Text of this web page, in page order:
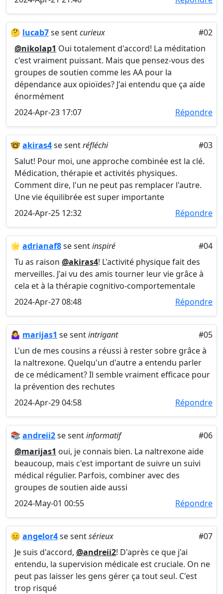
🤔 lucab7se sentcurieux
#02
@nikolap1 Oui totalement d'accord! La méditation
c'est vraiment puissant. Mais que pensez-vous des
groupes de soutien comme les AA pour la
dépendance aux opioïdes? J'ai entendu que ça aide
énormément
2024-Apr-23 17:07
Répondre
🤓akiras4se sentréfléchi
#03
Salut! Pour moi, une approche combinée est la clé.
Médication, thérapie et activités physiques.
Comment dire, l'un ne peut pas remplacer l'autre.
Une vie équilibrée est super importante
2024-Apr-25 12:32
Répondre
🌟 adrianaf8se sentinspiré
#04
Tu as raison @akiras4! L'activité physique fait des
merveilles. J'ai vu des amis tourner leur vie grâce à
cela et à la thérapie cognitivo-comportementale
2024-Apr-27 08:48
Répondre
🤷‍♀️ marijas1 se sentintrigant
#05
L'un de mes cousins a réussi à rester sobre grâce à
la naltrexone. Quelqu'un d'autre a entendu parler
de ce médicament? Il semble vraiment efficace pour
la prévention des rechutes
2024-Apr-29 04:58
Répondre
📚 andreii2se sentinformatif
#06
@marijas1 oui, je connais bien. La naltrexone aide
beaucoup, mais c'est important de suivre un suivi
médical régulier. Parfois, combiner avec des
groupes de soutien aide aussi
2024-May-01 00:55
Répondre
😐 angelor4se sentsérieux
#07
Je suis d'accord, @andreii2! D'après ce que j'ai
entendu, la supervision médicale est cruciale. On ne
peut pas laisser les gens gérer ça tout seul. C'est
trop risqué